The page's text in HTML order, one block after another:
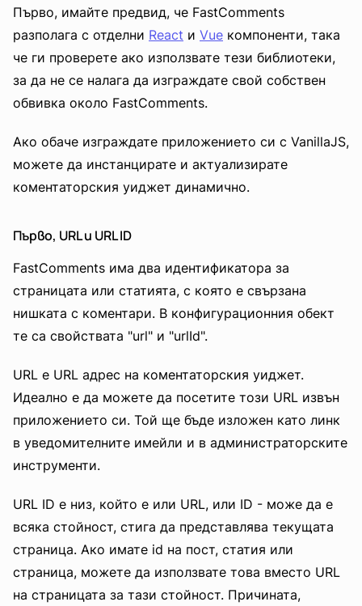
Първо, имайте предвид, че FastComments
разполага с отделни React и Vue компоненти, така
че ги проверете ако използвате тези библиотеки,
за да не се налага да изграждате свой собствен
обвивка около FastComments.
Ако обаче изграждате приложението си с VanillaJS,
можете да инстанцирате и актуализирате
коментаторския уиджет динамично.
Първо, URL и URL ID
FastComments има два идентификатора за
страницата или статията, с която е свързана
нишката с коментари. В конфигурационния обект
те са свойствата "url" и "urlId".
URL е URL адрес на коментаторския уиджет.
Идеално е да можете да посетите този URL извън
приложението си. Той ще бъде изложен като линк
в уведомителните имейли и в администраторските
инструменти.
URL ID е низ, който е или URL, или ID - може да е
всяка стойност, стига да представлява текущата
страница. Ако имате id на пост, статия или
страница, можете да използвате това вместо URL
на страницата за тази стойност. Причината,